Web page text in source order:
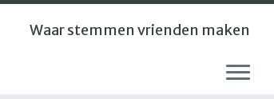
Waar stemmen vrienden maken